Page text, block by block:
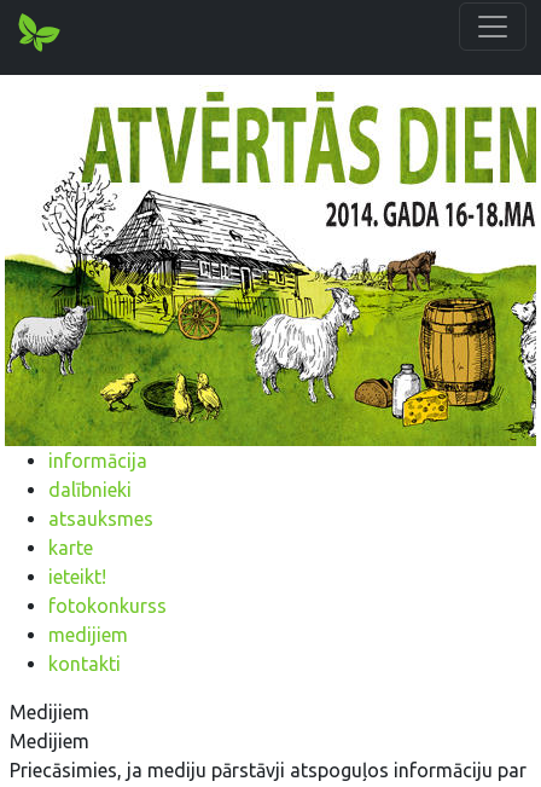
informācija
dalībnieki
atsauksmes
karte
ieteikt!
fotokonkurss
medijiem
kontakti
Medijiem
Medijiem
Priecāsimies, ja mediju pārstāvji atspoguļos informāciju par